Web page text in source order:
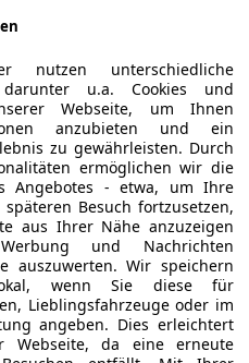
nutzen unterschiedliche
u.a. Cookies und
Webseite, um Ihnen
anzubieten und ein
zu gewährleisten. Durch
ermöglichen wir die
Angebotes - etwa, um Ihre
Besuch fortzusetzen,
aus Ihrer Nähe anzuzeigen
und Nachrichten
auszuwerten. Wir speichern
wenn Sie diese für
Lieblingsfahrzeuge oder im
angeben. Dies erleichtert
da eine erneute